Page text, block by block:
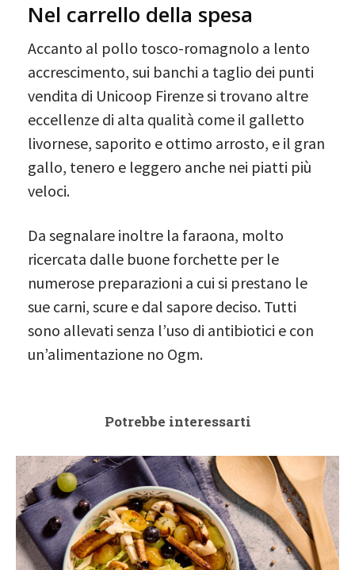
Nel carrello della spesa
Accanto al pollo tosco-romagnolo a lento
accrescimento, sui banchi a taglio dei punti
vendita di Unicoop Firenze si trovano altre
eccellenze di alta qualità come il galletto
livornese, saporito e ottimo arrosto, e il gran
gallo, tenero e leggero anche nei piatti più
veloci.
Da segnalare inoltre la faraona, molto
ricercata dalle buone forchette per le
numerose preparazioni a cui si prestano le
sue carni, scure e dal sapore deciso. Tutti
sono allevati senza l’uso di antibiotici e con
un’alimentazione no Ogm.
Potrebbe interessarti